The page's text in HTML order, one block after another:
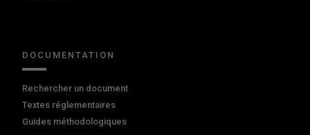
DOCUMENTATION
Rechercher un document
Textes réglementaires
Guides méthodologiques